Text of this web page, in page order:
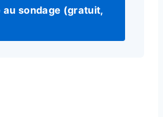
au sondage (gratuit,